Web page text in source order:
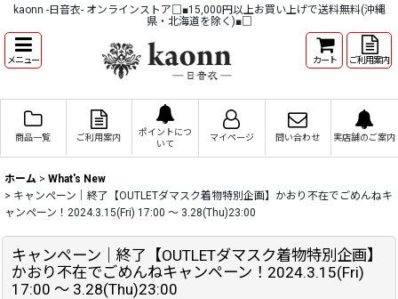
kaonn -日音衣- オンラインストア□■15,000円以上お買い上げで送料無料(沖縄
県・北海道を除く)■□
メニュー カート ご利用案内
商品一覧 ご利用案内
ポイントにつ
いて
マイページ 問い合わせ 実店舗のご案内
ホーム > What's New
> キャンペーン｜終了【OUTLETダマスク着物特別企画】かおり不在でごめんねキ
ャンペーン！2024.3.15(Fri) 17:00 〜 3.28(Thu)23:00
キャンペーン｜終了【OUTLETダマスク着物特別企画】
かおり不在でごめんねキャンペーン！2024.3.15(Fri)
17:00 〜 3.28(Thu)23:00